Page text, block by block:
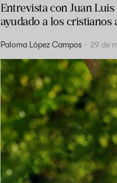
Entrevista con Juan
ayudado a los
Paloma López Campos · 29 de